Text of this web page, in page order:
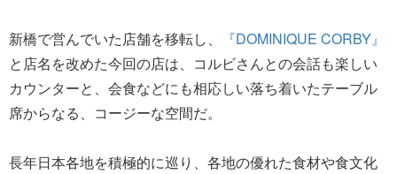
新橋で営んでいた店舗を移転し、
『DOMINIQUE CORBY』
と店名を改めた今回の店は、コルビさんとの会話も楽しい
カウンターと、会食などにも相応しい落ち着いたテーブル
席からなる、コージーな空間だ。
長年日本各地を積極的に巡り、各地の優れた食材や食文化